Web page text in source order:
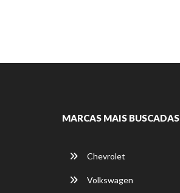
MARCAS MAIS BUSCADAS
Chevrolet
Volkswagen